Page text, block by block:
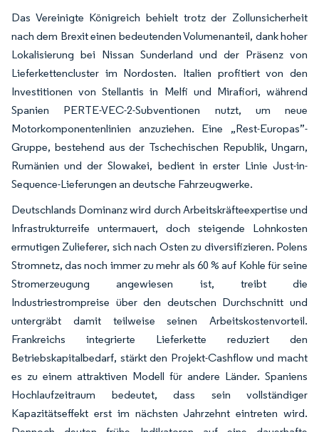
Das Vereinigte Königreich behielt trotz der Zollunsicherheit
nach dem Brexit einen bedeutenden Volumenanteil, dank hoher
Lokalisierung bei Nissan Sunderland und der Präsenz von
Lieferkettencluster im Nordosten. Italien profitiert von den
Investitionen von Stellantis in Melfi und Mirafiori, während
Spanien PERTE-VEC-2-Subventionen nutzt, um neue
Motorkomponentenlinien anzuziehen. Eine „Rest-Europas”-
Gruppe, bestehend aus der Tschechischen Republik, Ungarn,
Rumänien und der Slowakei, bedient in erster Linie Just-in-
Sequence-Lieferungen an deutsche Fahrzeugwerke.
Deutschlands Dominanz wird durch Arbeitskräfteexpertise und
Infrastrukturreife untermauert, doch steigende Lohnkosten
ermutigen Zulieferer, sich nach Osten zu diversifizieren. Polens
Stromnetz, das noch immer zu mehr als 60 % auf Kohle für seine
Stromerzeugung angewiesen ist, treibt die
Industriestrompreise über den deutschen Durchschnitt und
untergräbt damit teilweise seinen Arbeitskostenvorteil.
Frankreichs integrierte Lieferkette reduziert den
Betriebskapitalbedarf, stärkt den Projekt-Cashflow und macht
es zu einem attraktiven Modell für andere Länder. Spaniens
Hochlaufzeitraum bedeutet, dass sein vollständiger
Kapazitätseffekt erst im nächsten Jahrzehnt eintreten wird.